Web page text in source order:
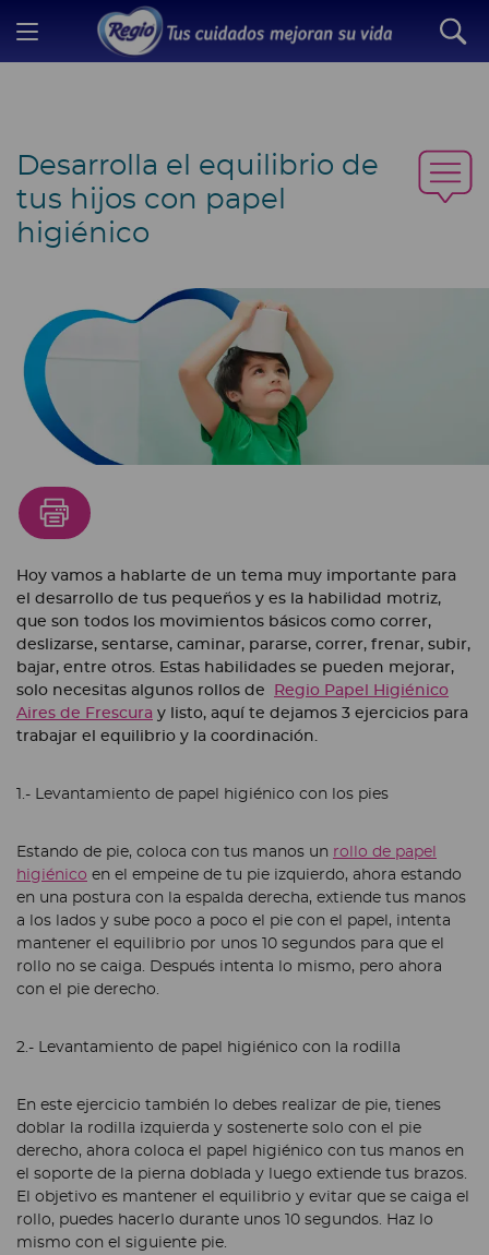
Desarrolla el equilibrio de
tus hijos con papel
higiénico
Hoy vamos a hablarte de un tema muy importante para
el desarrollo de tus pequeños y es la habilidad motriz,
que son todos los movimientos básicos como correr,
deslizarse, sentarse, caminar, pararse, correr, frenar, subir,
bajar, entre otros. Estas habilidades se pueden mejorar,
solo necesitas algunos rollos de
Regio Papel Higiénico
Aires de Frescura y listo, aquí te dejamos 3 ejercicios para
trabajar el equilibrio y la coordinación.
1.- Levantamiento de papel higiénico con los pies
Estando de pie, coloca con tus manos un rollo de papel
higiénico en el empeine de tu pie izquierdo, ahora estando
en una postura con la espalda derecha, extiende tus manos
a los lados y sube poco a poco el pie con el papel, intenta
mantener el equilibrio por unos 10 segundos para que el
rollo no se caiga. Después intenta lo mismo, pero ahora
con el pie derecho.
2.- Levantamiento de papel higiénico con la rodilla
En este ejercicio también lo debes realizar de pie, tienes
doblar la rodilla izquierda y sostenerte solo con el pie
derecho, ahora coloca el papel higiénico con tus manos en
el soporte de la pierna doblada y luego extiende tus brazos.
El objetivo es mantener el equilibrio y evitar que se caiga el
rollo, puedes hacerlo durante unos 10 segundos. Haz lo
mismo con el siguiente pie.